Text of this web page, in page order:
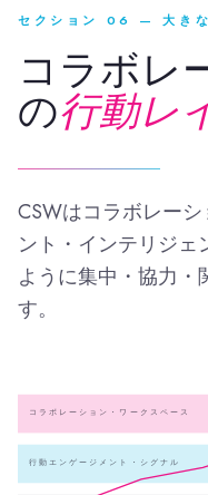
セクション 06 — 大きな
コラボレ
の行動レ
CSWはコラボレー
ント・インテリジ
ように集中・協力・
す。
コラボレーション・ワークスペース
行動エンゲージメント・シグナル